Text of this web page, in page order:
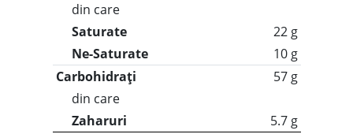
din care
Saturate
22 g
Ne-Saturate
10 g
Carbohidrați
57 g
din care
Zaharuri
5.7 g